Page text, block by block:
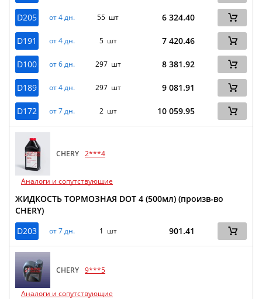
D205 от 4 дн. 55 шт 6 324.40
D191 от 4 дн. 5 шт 7 420.46
D100 от 6 дн. 297 шт 8 381.92
D189 от 4 дн. 297 шт 9 081.91
D172 от 7 дн. 2 шт 10 059.95
CHERY 2***4
Аналоги и сопутствующие
ЖИДКОСТЬ ТОРМОЗНАЯ DOT 4 (500мл) (произв-во
CHERY)
D203
от 7 дн. 1 шт 901.41
CHERY 9***5
Аналоги и сопутствующие